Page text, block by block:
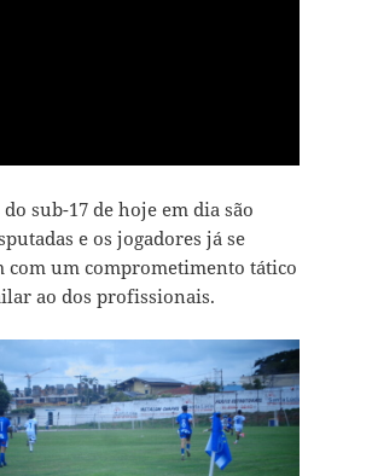
sub-17 de hoje em dia são
e os jogadores já se
com um comprometimento tático
ao dos profissionais.